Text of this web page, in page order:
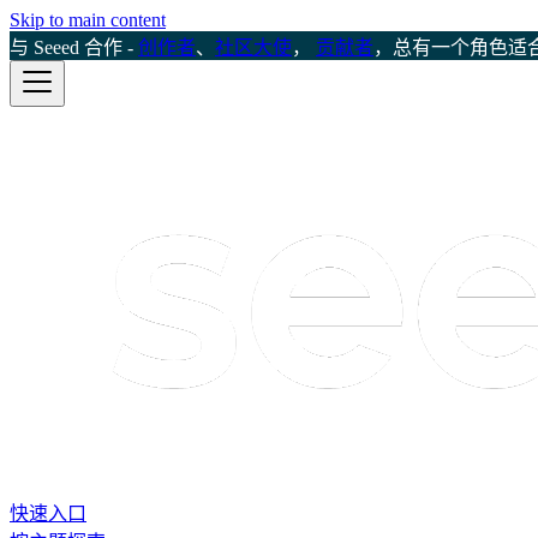
Skip to main content
与 Seeed 合作 - 创作者、 社区大使， 贡献者，总有一个角色适
快速入口